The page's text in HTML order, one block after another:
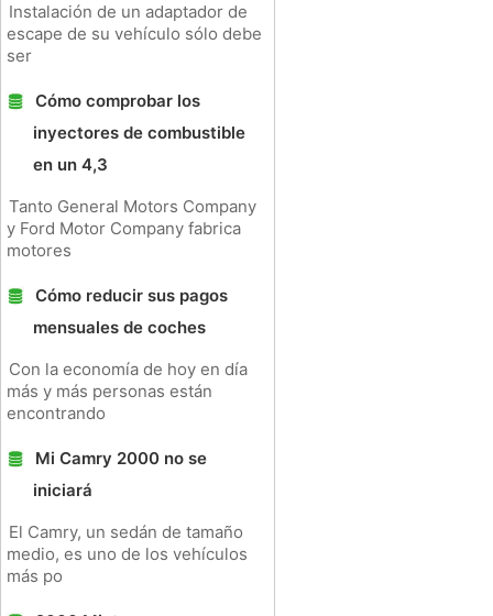
Instalación de un adaptador de
escape de su vehículo sólo debe
ser
Cómo comprobar los
inyectores de combustible
en un 4,3
Tanto General Motors Company
y Ford Motor Company fabrica
motores
Cómo reducir sus pagos
mensuales de coches
Con la economía de hoy en día
más y más personas están
encontrando
Mi Camry 2000 no se
iniciará
El Camry, un sedán de tamaño
medio, es uno de los vehículos
más po